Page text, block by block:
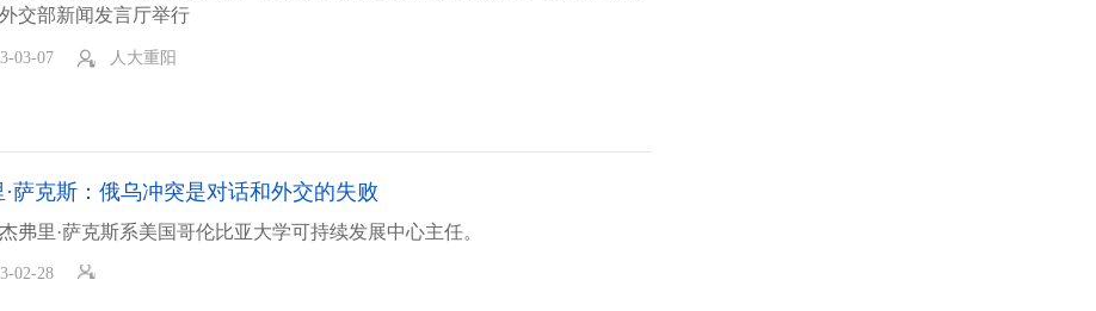
交部新闻发言厅举行
03-07 人大重阳
萨克斯：俄乌冲突是对话和外交的失败
弗里·萨克斯系美国哥伦比亚大学可持续发展中心主任。
02-28